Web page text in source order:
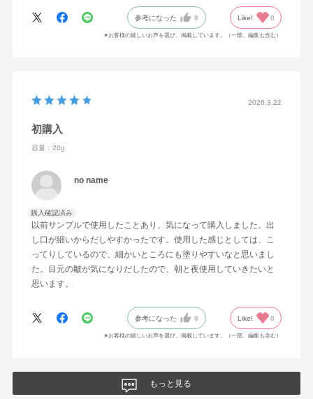
参考になった 0 Like! 0
※お客様の嬉しいお声を選び、掲載しています。（一部、編集も含む）
2026.3.22
初購入
容量：20g
no name
購入確認済み
以前サンプルで使用したことあり、気になって購入しました。出
し口が細いからだしやすかったです。使用した感じとしては、こ
ってりしているので、細かいところにも塗りやすいなと思いまし
た。目元の皺が気になりだしたので、朝と夜使用していきたいと
思います。
参考になった 0 Like! 0
※お客様の嬉しいお声を選び、掲載しています。（一部、編集も含む）
もっと見る